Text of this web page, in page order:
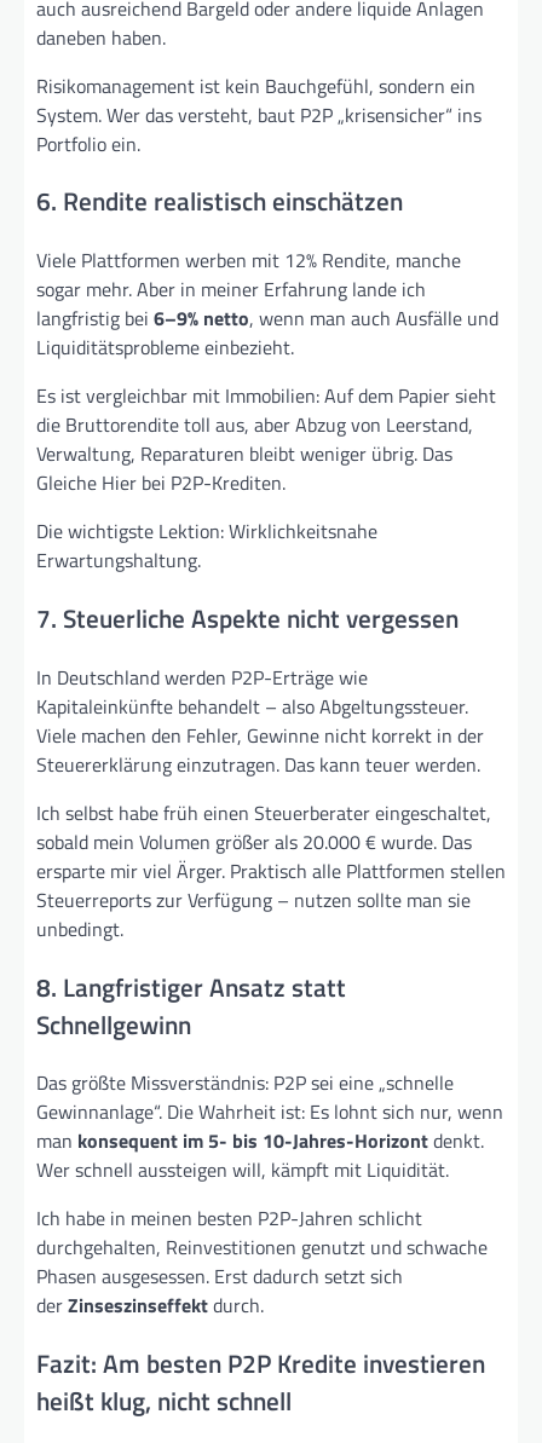
auch ausreichend Bargeld oder andere liquide Anlagen
daneben haben.
Risikomanagement ist kein Bauchgefühl, sondern ein
System. Wer das versteht, baut P2P „krisensicher“ ins
Portfolio ein.
6. Rendite realistisch einschätzen
Viele Plattformen werben mit 12% Rendite, manche
sogar mehr. Aber in meiner Erfahrung lande ich
langfristig bei 6–9% netto, wenn man auch Ausfälle und
Liquiditätsprobleme einbezieht.
Es ist vergleichbar mit Immobilien: Auf dem Papier sieht
die Bruttorendite toll aus, aber Abzug von Leerstand,
Verwaltung, Reparaturen bleibt weniger übrig. Das
Gleiche Hier bei P2P-Krediten.
Die wichtigste Lektion: Wirklichkeitsnahe
Erwartungshaltung.
7. Steuerliche Aspekte nicht vergessen
In Deutschland werden P2P-Erträge wie
Kapitaleinkünfte behandelt – also Abgeltungssteuer.
Viele machen den Fehler, Gewinne nicht korrekt in der
Steuererklärung einzutragen. Das kann teuer werden.
Ich selbst habe früh einen Steuerberater eingeschaltet,
sobald mein Volumen größer als 20.000 € wurde. Das
ersparte mir viel Ärger. Praktisch alle Plattformen stellen
Steuerreports zur Verfügung – nutzen sollte man sie
unbedingt.
8. Langfristiger Ansatz statt
Schnellgewinn
Das größte Missverständnis: P2P sei eine „schnelle
Gewinnanlage“. Die Wahrheit ist: Es lohnt sich nur, wenn
man konsequent im 5- bis 10-Jahres-Horizontdenkt.
Wer schnell aussteigen will, kämpft mit Liquidität.
Ich habe in meinen besten P2P-Jahren schlicht
durchgehalten, Reinvestitionen genutzt und schwache
Phasen ausgesessen. Erst dadurch setzt sich
derZinseszinseffektdurch.
Fazit: Am besten P2P Kredite investieren
heißt klug, nicht schnell